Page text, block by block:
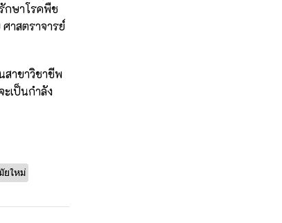
กษาโรคพืช
าสตราจารย์
าขาวิชาชีพ
เป็นกำลัง
ยใหม่